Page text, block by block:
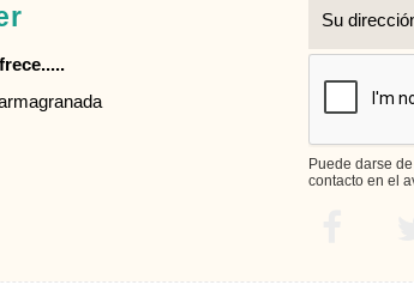
Puede darse
contacto en el